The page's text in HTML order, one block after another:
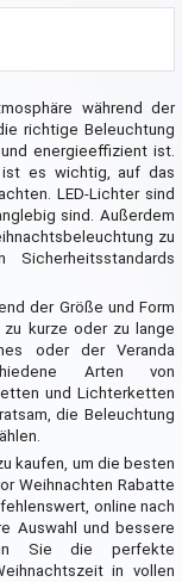
während der
richtige Beleuchtung
energieeffizient ist.
ist es wichtig, auf das
LED-Lichter sind
sind. Außerdem
zu
der Größe und Form
zu kurze oder zu lange
oder der Veranda
Arten von
und Lichterketten
die Beleuchtung
kaufen, um die besten
Weihnachten Rabatte
online nach
Auswahl und bessere
Sie die perfekte
in vollen